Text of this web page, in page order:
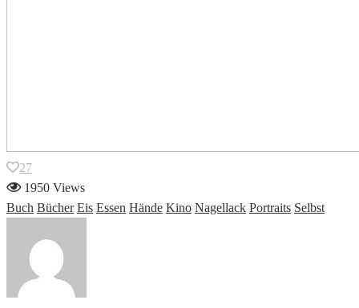
27
1950 Views
Buch Bücher Eis Essen Hände Kino Nagellack Portraits Selbst